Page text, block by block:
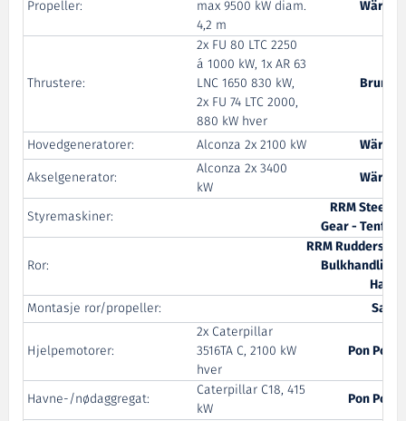
Propeller:
max 9500 kW diam.
4,2 m
Thrustere:
2x FU 80 LTC 2250
á 1000 kW, 1x AR 63
LNC 1650 830 kW,
2x FU 74 LTC 2000,
880 kW hver
Hovedgeneratorer: Alconza 2x 2100 kW
Akselgenerator:
Alconza 2x 3400
kW
Styremaskiner:
RRM
Gear -
Ror:
RRM Rudders
Bulkhandling
Montasje ror/propeller:
Hjelpemotorer:
2x Caterpillar
3516TA C, 2100 kW
hver
Pon
Havne-/nødaggregat:
Caterpillar C18, 415
kW
Pon